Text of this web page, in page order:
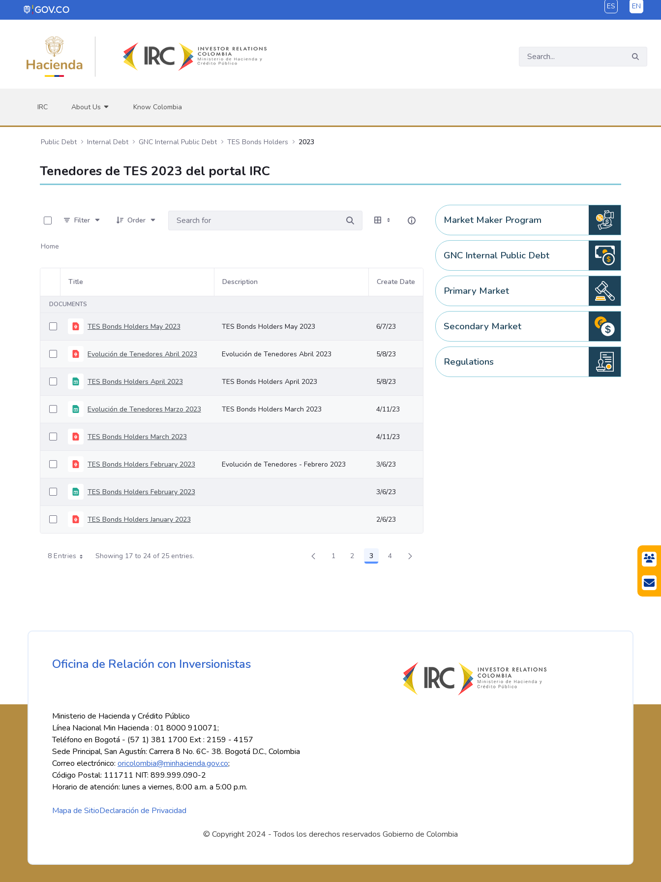
Skip to Main Content ES EN
IRC About Us Know Colombia
Public Debt Internal Debt GNC Internal Public Debt TES Bonds Holders 2023
Tenedores de TES 2023 del portal IRC
Filter
Order
Home
Item Selection
Title Description Create Date
DOCUMENTS
TES Bonds Holders May 2023 TES Bonds Holders May 2023 6/7/23
Evolución de Tenedores Abril 2023 Evolución de Tenedores Abril 2023 5/8/23
TES Bonds Holders April 2023 TES Bonds Holders April 2023 5/8/23
Evolución de Tenedores Marzo 2023 TES Bonds Holders March 2023 4/11/23
TES Bonds Holders March 2023 4/11/23
TES Bonds Holders February 2023 Evolución de Tenedores - Febrero 2023 3/6/23
TES Bonds Holders February 2023 3/6/23
TES Bonds Holders January 2023 2/6/23
8 Entries Showing 17 to 24 of 25 entries. Page
1 Page
2 Page
3 Page
4
Market Maker Program
GNC Internal Public Debt
Primary Market
Secondary Market
Regulations
Oficina de Relación con Inversionistas
Ministerio de Hacienda y Crédito Público
Línea Nacional Min Hacienda : 01 8000 910071;
Teléfono en Bogotá - (57 1) 381 1700 Ext : 2159 - 4157
Sede Principal, San Agustín: Carrera 8 No. 6C- 38. Bogotá D.C., Colombia
Correo electrónico: oricolombia@minhacienda.gov.co;
Código Postal: 111711 NIT: 899.999.090-2
Horario de atención: lunes a viernes, 8:00 a.m. a 5:00 p.m.
Mapa de SitioDeclaración de Privacidad
© Copyright 2024 - Todos los derechos reservados Gobierno de Colombia